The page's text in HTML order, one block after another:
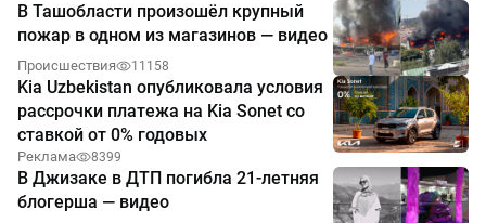
В Ташобласти произошёл крупный
пожар в одном из магазинов — видео
Происшествия 11158
Kia Uzbekistan опубликовала условия
рассрочки платежа на Kia Sonet со
ставкой от 0% годовых
Реклама 8399
В Джизаке в ДТП погибла 21-летняя
блогерша — видео